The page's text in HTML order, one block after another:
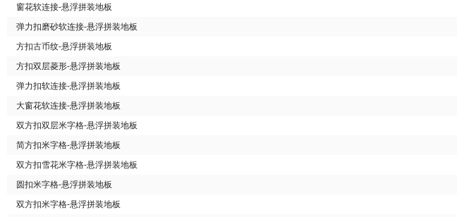
窗花软连接-悬浮拼装地板
弹力扣磨砂软连接-悬浮拼装地板
方扣古币纹-悬浮拼装地板
方扣双层菱形-悬浮拼装地板
弹力扣软连接-悬浮拼装地板
大窗花软连接-悬浮拼装地板
双方扣双层米字格-悬浮拼装地板
简方扣米字格-悬浮拼装地板
双方扣雪花米字格-悬浮拼装地板
圆扣米字格-悬浮拼装地板
双方扣米字格-悬浮拼装地板